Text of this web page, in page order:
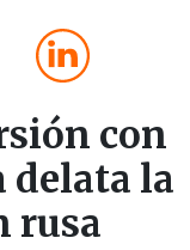
con
delata la
rusa